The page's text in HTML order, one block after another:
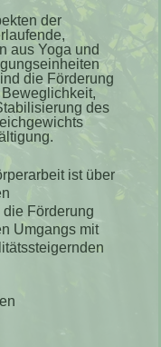
der
aus Yoga und
die Förderung
des
ist über
Förderung
Umgangs mit